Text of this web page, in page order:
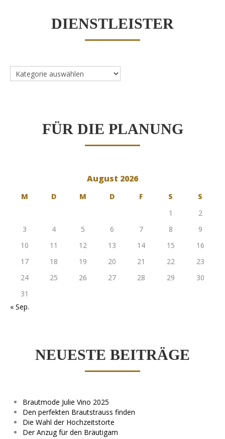
DIENSTLEISTER
Dienstleister
FÜR DIE PLANUNG
August 2026
M D M D F S
S
1
2
3
4 5 6 7 8
9
10
11 12 13 14 15
16
17
18 19 20 21 22
23
24
25 26 27 28 29
30
31
« Sep.
NEUESTE BEITRÄGE
Brautmode Julie Vino 2025
Den perfekten Brautstrauss finden
Die Wahl der Hochzeitstorte
Der Anzug für den Bräutigam